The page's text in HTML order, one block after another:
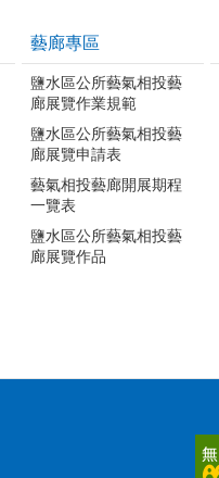
藝廊專區
鹽水區公所藝氣相投藝
廊展覽作業規範
鹽水區公所藝氣相投藝
廊展覽申請表
藝氣相投藝廊開展期程
一覽表
鹽水區公所藝氣相投藝
廊展覽作品